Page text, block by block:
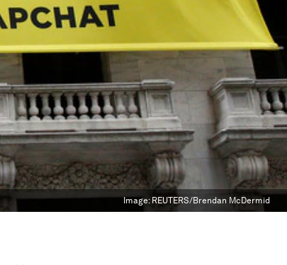
Image: REUTERS/Brendan McDermid